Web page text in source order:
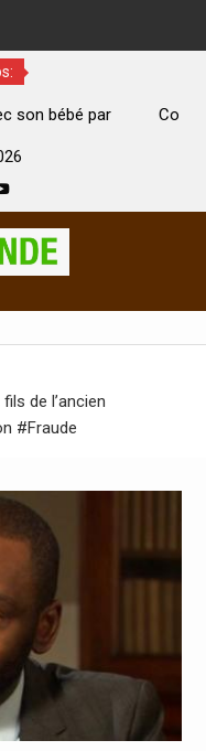
Le ministre Indien
de l’ancien
#Fraude